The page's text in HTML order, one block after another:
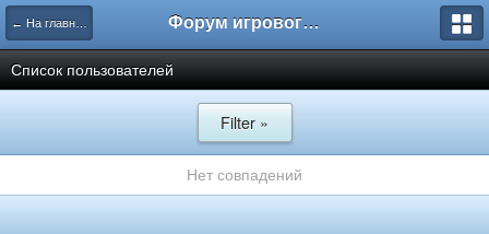
← На главную Форум игрового проекта Riverrise
Список пользователей
Filter »
Нет совпадений